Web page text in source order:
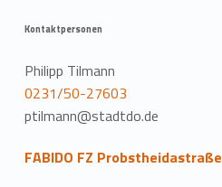
Kontaktpersonen
Philipp Tilmann
0231/50-27603
ptilmann@stadtdo.de
FABIDO FZ Probstheidastraße